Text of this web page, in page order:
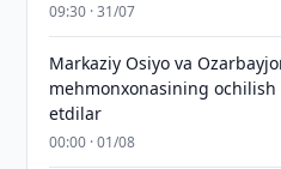
09:30 · 31/07
Markaziy Osiyo va
mehmonxonasining
etdilar
00:00 · 01/08